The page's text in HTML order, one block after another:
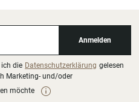
Anmelden
die Datenschutzerklärung gelesen
Marketing- und/oder
möchte